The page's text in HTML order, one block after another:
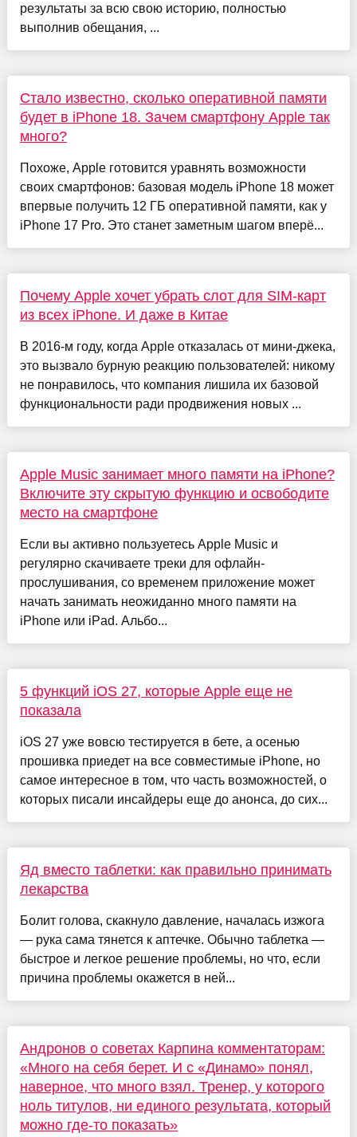
результаты за всю свою историю, полностью
выполнив обещания, ...
Стало известно, сколько оперативной памяти
будет в iPhone 18. Зачем смартфону Apple так
много?
Похоже, Apple готовится уравнять возможности
своих смартфонов: базовая модель iPhone 18 может
впервые получить 12 ГБ оперативной памяти, как у
iPhone 17 Pro. Это станет заметным шагом вперё...
Почему Apple хочет убрать слот для SIM-карт
из всех iPhone. И даже в Китае
В 2016-м году, когда Apple отказалась от мини-джека,
это вызвало бурную реакцию пользователей: никому
не понравилось, что компания лишила их базовой
функциональности ради продвижения новых ...
Apple Music занимает много памяти на iPhone?
Включите эту скрытую функцию и освободите
место на смартфоне
Если вы активно пользуетесь Apple Music и
регулярно скачиваете треки для офлайн-
прослушивания, со временем приложение может
начать занимать неожиданно много памяти на
iPhone или iPad. Альбо...
5 функций iOS 27, которые Apple еще не
показала
iOS 27 уже вовсю тестируется в бете, а осенью
прошивка приедет на все совместимые iPhone, но
самое интересное в том, что часть возможностей, о
которых писали инсайдеры еще до анонса, до сих...
Яд вместо таблетки: как правильно принимать
лекарства
Болит голова, скакнуло давление, началась изжога
— рука сама тянется к аптечке. Обычно таблетка —
быстрое и легкое решение проблемы, но что, если
причина проблемы окажется в ней...
Андронов о советах Карпина комментаторам:
«Много на себя берет. И с «Динамо» понял,
наверное, что много взял. Тренер, у которого
ноль титулов, ни единого результата, который
можно где-то показать»